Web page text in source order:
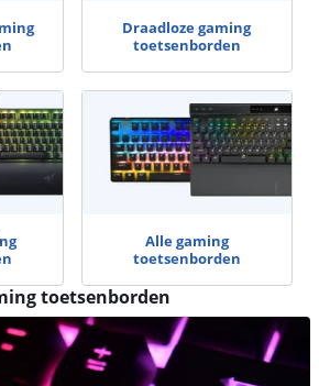
Draadloze gaming
toetsenborden
Alle gaming
toetsenborden
toetsenborden